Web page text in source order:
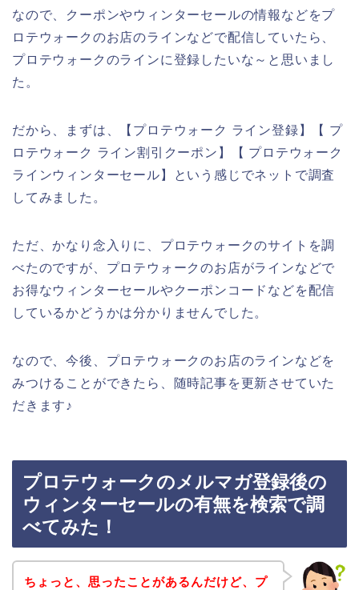
なので、クーポンやウィンターセールの情報などをプ
ロテウォークのお店のラインなどで配信していたら、
プロテウォークのラインに登録したいな～と思いまし
た。
だから、まずは、【プロテウォーク ライン登録】【 プ
ロテウォーク ライン割引クーポン】【 プロテウォーク
ラインウィンターセール】という感じでネットで調査
してみました。
ただ、かなり念入りに、プロテウォークのサイトを調
べたのですが、プロテウォークのお店がラインなどで
お得なウィンターセールやクーポンコードなどを配信
しているかどうかは分かりませんでした。
なので、今後、プロテウォークのお店のラインなどを
みつけることができたら、随時記事を更新させていた
だきます♪
プロテウォークのメルマガ登録後の
ウィンターセールの有無を検索で調
べてみた！
ちょっと、思ったことがあるんだけど、プ